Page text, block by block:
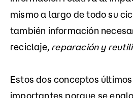
mismo a largo de todo su
también información
reciclaje, reparación y
Estos dos conceptos
importantes porque se